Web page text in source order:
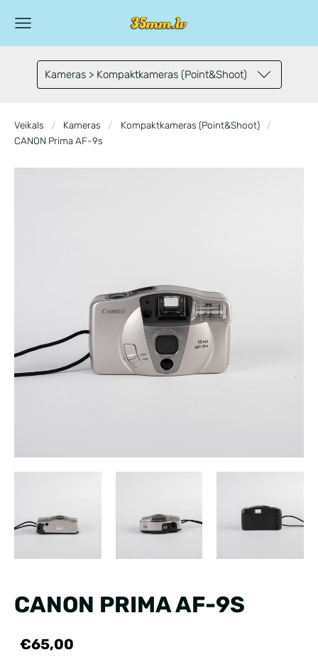
Kameras > Kompaktkameras (Point&Shoot)
Veikals Kameras
Kompaktkameras (Point&Shoot)
CANON Prima AF-9s
CANON PRIMA AF-9S
€65,00